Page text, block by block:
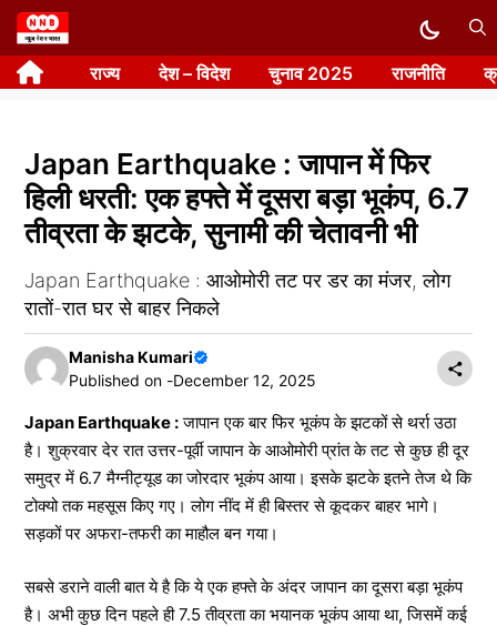
Skip
to
content राज्य देश – विदेश चुनाव 2025 राजनीति
Japan Earthquake : जापान में फिर
हिली धरती: एक हफ्ते में दूसरा बड़ा भूकंप, 6.7
तीव्रता के झटके, सुनामी की चेतावनी भी
Japan Earthquake : आओमोरी तट पर डर का मंजर, लोग
रातों-रात घर से बाहर निकले
Manisha Kumari
Published on -December 12, 2025
Japan Earthquake :जापान एक बार फिर भूकंप के झटकों से थर्रा उठा
है। शुक्रवार देर रात उत्तर-पूर्वी जापान के आओमोरी प्रांत के तट से कुछ ही दूर
समुद्र में 6.7 मैग्नीट्यूड का जोरदार भूकंप आया। इसके झटके इतने तेज थे कि
टोक्यो तक महसूस किए गए। लोग नींद में ही बिस्तर से कूदकर बाहर भागे।
सड़कों पर अफरा-तफरी का माहौल बन गया।
सबसे डराने वाली बात ये है कि ये एक हफ्ते के अंदर जापान का दूसरा बड़ा भूकंप
है। अभी कुछ दिन पहले ही 7.5 तीव्रता का भयानक भूकंप आया था, जिसमें कई